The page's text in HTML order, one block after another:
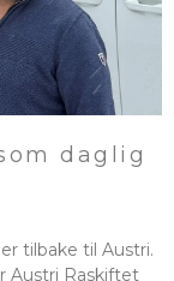
daglig
tilbake til Austri.
Austri Raskiftet